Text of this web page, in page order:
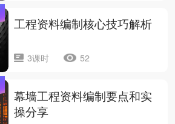
工程资料编制核心技巧解析
3课时 52
幕墙工程资料编制要点和实
操分享